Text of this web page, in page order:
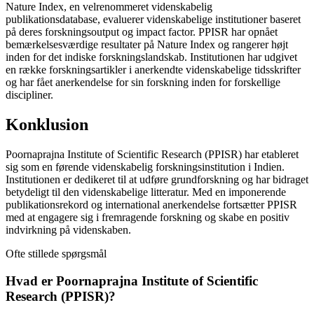
Nature Index, en velrenommeret videnskabelig
publikationsdatabase, evaluerer videnskabelige institutioner baseret
på deres forskningsoutput og impact factor. PPISR har opnået
bemærkelsesværdige resultater på Nature Index og rangerer højt
inden for det indiske forskningslandskab. Institutionen har udgivet
en række forskningsartikler i anerkendte videnskabelige tidsskrifter
og har fået anerkendelse for sin forskning inden for forskellige
discipliner.
Konklusion
Poornaprajna Institute of Scientific Research (PPISR) har etableret
sig som en førende videnskabelig forskningsinstitution i Indien.
Institutionen er dedikeret til at udføre grundforskning og har bidraget
betydeligt til den videnskabelige litteratur. Med en imponerende
publikationsrekord og international anerkendelse fortsætter PPISR
med at engagere sig i fremragende forskning og skabe en positiv
indvirkning på videnskaben.
Ofte stillede spørgsmål
Hvad er Poornaprajna Institute of Scientific
Research (PPISR)?